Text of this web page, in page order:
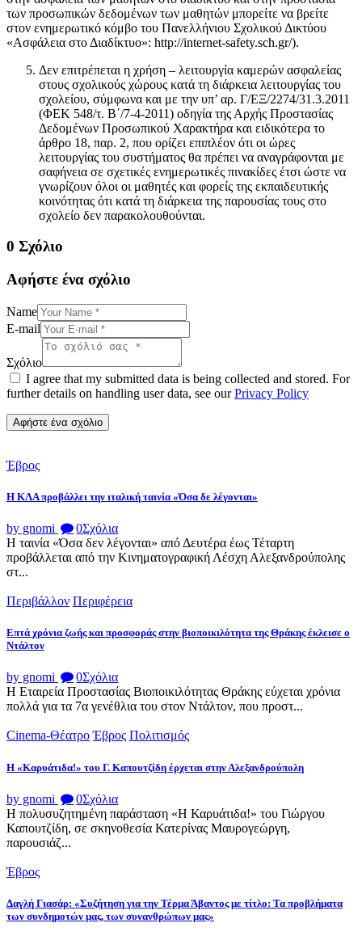
των προσωπικών δεδομένων των μαθητών μπορείτε να βρείτε
στον ενημερωτικό κόμβο του Πανελλήνιου Σχολικού Δικτύου
«Ασφάλεια στο Διαδίκτυο»: http://internet-safety.sch.gr/).
Δεν επιτρέπεται η χρήση – λειτουργία καμερών ασφαλείας
στους σχολικούς χώρους κατά τη διάρκεια λειτουργίας του
σχολείου, σύμφωνα και με την υπ’ αρ. Γ/ΕΞ/2274/31.3.2011
(ΦΕΚ 548/τ. Β΄/7-4-2011) οδηγία της Αρχής Προστασίας
Δεδομένων Προσωπικού Χαρακτήρα και ειδικότερα το
άρθρο 18, παρ. 2, που ορίζει επιπλέον ότι οι ώρες
λειτουργίας του συστήματος θα πρέπει να αναγράφονται με
σαφήνεια σε σχετικές ενημερωτικές πινακίδες έτσι ώστε να
γνωρίζουν όλοι οι μαθητές και φορείς της εκπαιδευτικής
κοινότητας ότι κατά τη διάρκεια της παρουσίας τους στο
σχολείο δεν παρακολουθούνται.
0 Σχόλιο
Αφήστε ένα σχόλιο
Name
E-mail
Σχόλιο
I agree that my submitted data is being collected and stored. For
further details on handling user data, see ourPrivacy Policy
Έβρος
Η ΚΛΑ προβάλλει την ιταλική ταινία «Όσα δε λέγονται»
by gnomi 0Σχόλια
Η ταινία «Όσα δεν λέγονται» από Δευτέρα έως Τέταρτη
προβάλλεται από την Κινηματογραφική Λέσχη Αλεξανδρούπολης
στ...
Περιβάλλον Περιφέρεια
Επτά χρόνια ζωής και προσφοράς στην βιοποικιλότητα της Θράκης έκλεισε ο
Ντάλτον
by gnomi 0Σχόλια
Η Εταιρεία Προστασίας Βιοποικιλότητας Θράκης εύχεται χρόνια
πολλά για τα 7α γενέθλια του στον Ντάλτον, που προστ...
Cinema-Θέατρο Έβρος Πολιτισμός
Η «Καρυάτιδα!» του Γ. Καπουτζίδη έρχεται στην Αλεξανδρούπολη
by gnomi 0Σχόλια
Η πολυσυζητημένη παράσταση «Η Καρυάτιδα!» του Γιώργου
Καπουτζίδη, σε σκηνοθεσία Κατερίνας Μαυρογεώργη,
παρουσιάζ...
Έβρος
Δαγλή Γιασάρ: «Συζήτηση για την Τέρμα Άβαντος με τίτλο: Τα προβλήματα
των συνδημοτών μας, των συνανθρώπων μας»